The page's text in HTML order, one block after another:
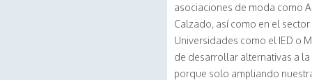
asociaciones de moda como
Calzado, así como en el
Universidades como el IED o
de desarrollar alternativas a
porque solo ampliando